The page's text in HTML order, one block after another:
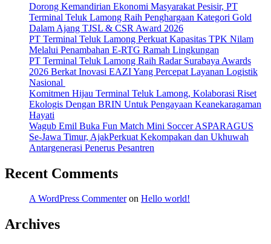
Dorong Kemandirian Ekonomi Masyarakat Pesisir, PT
Terminal Teluk Lamong Raih Penghargaan Kategori Gold
Dalam Ajang TJSL & CSR Award 2026
PT Terminal Teluk Lamong Perkuat Kapasitas TPK Nilam
Melalui Penambahan E-RTG Ramah Lingkungan
PT Terminal Teluk Lamong Raih Radar Surabaya Awards
2026 Berkat Inovasi EAZI Yang Percepat Layanan Logistik
Nasional
Komitmen Hijau Terminal Teluk Lamong, Kolaborasi Riset
Ekologis Dengan BRIN Untuk Pengayaan Keanekaragaman
Hayati
Wagub Emil Buka Fun Match Mini Soccer ASPARAGUS
Se-Jawa Timur, AjakPerkuat Kekompakan dan Ukhuwah
Antargenerasi Penerus Pesantren
Recent Comments
A WordPress Commenteron Hello world!
Archives